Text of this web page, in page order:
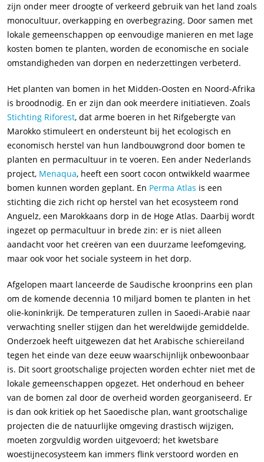
zijn onder meer droogte of verkeerd gebruik van het land zoals
monocultuur, overkapping en overbegrazing. Door samen met
lokale gemeenschappen op eenvoudige manieren en met lage
kosten bomen te planten, worden de economische en sociale
omstandigheden van dorpen en nederzettingen verbeterd.
Het planten van bomen in het Midden-Oosten en Noord-Afrika
is broodnodig. En er zijn dan ook meerdere initiatieven. Zoals
Stichting Riforest, dat arme boeren in het Rifgebergte van
Marokko stimuleert en ondersteunt bij het ecologisch en
economisch herstel van hun landbouwgrond door bomen te
planten en permacultuur in te voeren. Een ander Nederlands
project, Menaqua, heeft een soort cocon ontwikkeld waarmee
bomen kunnen worden geplant. En Perma Atlas is een
stichting die zich richt op herstel van het ecosysteem rond
Anguelz, een Marokkaans dorp in de Hoge Atlas. Daarbij wordt
ingezet op permacultuur in brede zin: er is niet alleen
aandacht voor het creëren van een duurzame leefomgeving,
maar ook voor het sociale systeem in het dorp.
Afgelopen maart lanceerde de Saudische kroonprins een plan
om de komende decennia 10 miljard bomen te planten in het
olie-koninkrijk. De temperaturen zullen in Saoedi-Arabië naar
verwachting sneller stijgen dan het wereldwijde gemiddelde.
Onderzoek heeft uitgewezen dat het Arabische schiereiland
tegen het einde van deze eeuw waarschijnlijk onbewoonbaar
is. Dit soort grootschalige projecten worden echter niet met de
lokale gemeenschappen opgezet. Het onderhoud en beheer
van de bomen zal door de overheid worden georganiseerd. Er
is dan ook kritiek op het Saoedische plan, want grootschalige
projecten die de natuurlijke omgeving drastisch wijzigen,
moeten zorgvuldig worden uitgevoerd; het kwetsbare
woestijnecosysteem kan immers flink verstoord worden en